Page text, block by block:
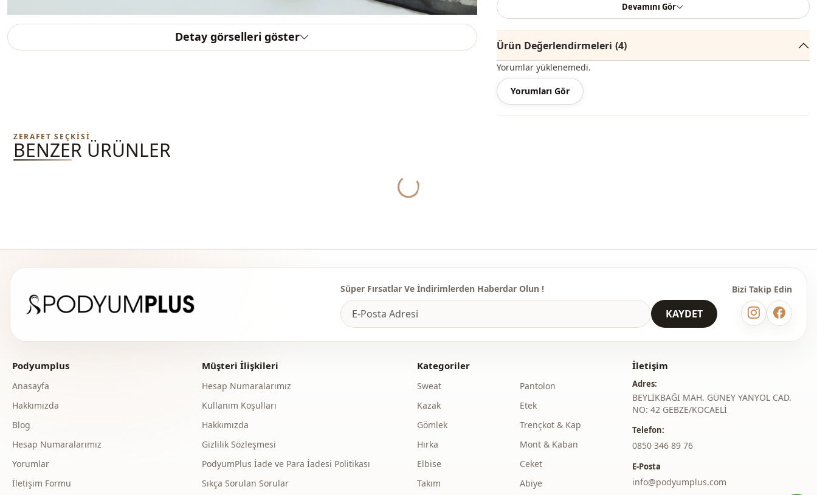
Detay görselleri göster
Sti̇l Casual
Desen
Baski Dijital baskılı
Detay
Devamını Gör
Ürün Değerlendirmeleri (4)
Yorumlar yüklenemedi.
Yorumları Gör
ZERAFET SEÇKISI
BENZER ÜRÜNLER
Yukleniyor...
Süper Fırsatlar Ve İndirimlerden Haberdar Olun !
KAYDET
Bizi Takip Edin
Podyumplus
Anasayfa
Hakkımızda
Blog
Hesap Numaralarımız
Yorumlar
İletişim Formu
Müşteri İlişkileri
Hesap Numaralarımız
Kullanım Koşulları
Hakkımızda
Gizlilik Sözleşmesi
PodyumPlus İade ve Para İadesi Politikası
Sıkça Sorulan Sorular
Kategoriler
Sweat
Kazak
Gömlek
Hırka
Elbise
Takım
Pantolon
Etek
Trençkot & Kap
Mont & Kaban
Ceket
Abiye
İletişim
Adres:
BEYLİKBAĞI MAH. GÜNEY YANYOL CAD.
NO: 42 GEBZE/KOCAELİ
Telefon:
‎0850 346 89 76
E-Posta
info@podyumplus.com